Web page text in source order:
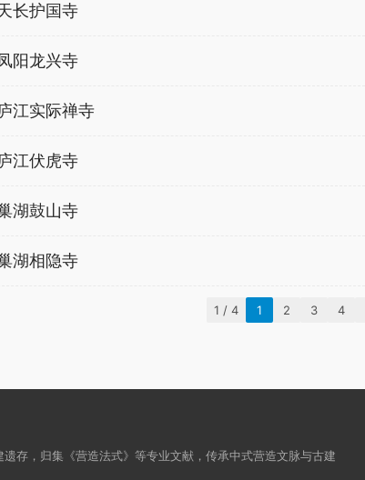
长护国寺
阳龙兴寺
江实际禅寺
江伏虎寺
湖鼓山寺
湖相隐寺
1 / 4 1 2 3 4
存，归集《营造法式》等专业文献，传承中式营造文脉与古建